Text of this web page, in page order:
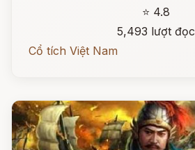
⭐ 4.8
5,493 lượt đọc
Cổ tích Việt Nam